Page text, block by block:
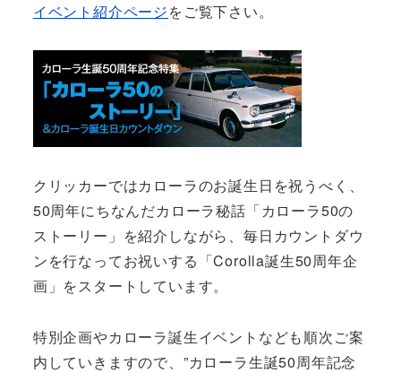
イベント紹介ページをご覧下さい。
クリッカーではカローラのお誕生日を祝うべく、
50周年にちなんだカローラ秘話「カローラ50の
ストーリー」を紹介しながら、毎日カウントダウ
ンを行なってお祝いする「Corolla誕生50周年企
画」をスタートしています。
特別企画やカローラ誕生イベントなども順次ご案
内していきますので、”カローラ生誕50周年記念